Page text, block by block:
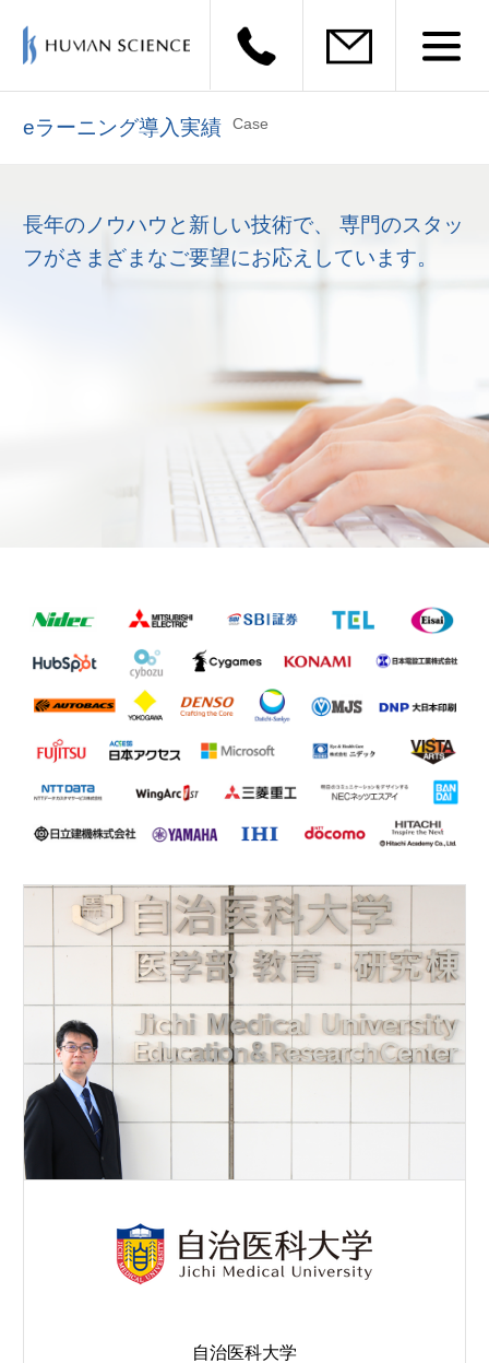
eラーニング導入実績 Case
長年のノウハウと新しい技術で、
専門のスタッ
フがさまざまなご要望にお応えしています。
自治医科大学